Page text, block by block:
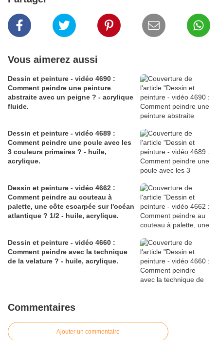
Vous aimerez aussi
Dessin et peinture - vidéo 4690 :
Comment peindre une peinture
abstraite avec un peigne ? - acrylique
fluide.
Dessin et peinture - vidéo 4689 :
Comment peindre une poule avec les
3 couleurs primaires ? - huile,
acrylique.
Dessin et peinture - vidéo 4662 :
Comment peindre au couteau à
palette, une côte escarpée sur l'océan
atlantique ? 1/2 - huile, acrylique.
Dessin et peinture - vidéo 4660 :
Comment peindre avec la technique
de la velature ? - huile, acrylique.
Commentaires
Ajouter un commentaire